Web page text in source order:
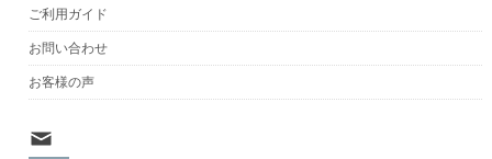
ご利用ガイド
お問い合わせ
お客様の声